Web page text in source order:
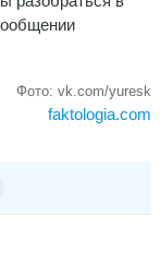
Фото: vk.com/yuresk
faktologia.com